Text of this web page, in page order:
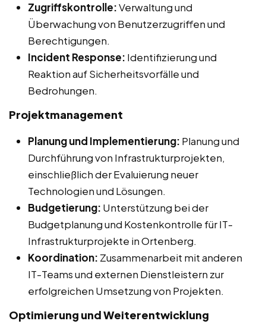
Zugriffskontrolle:Verwaltung und
Überwachung von Benutzerzugriffen und
Berechtigungen.
Incident Response: Identifizierung und
Reaktion auf Sicherheitsvorfälle und
Bedrohungen.
Projektmanagement
Planung und Implementierung: Planung und
Durchführung von Infrastrukturprojekten,
einschließlich der Evaluierung neuer
Technologien und Lösungen.
Budgetierung: Unterstützung bei der
Budgetplanung und Kostenkontrolle für IT-
Infrastrukturprojekte in Ortenberg.
Koordination: Zusammenarbeit mit anderen
IT-Teams und externen Dienstleistern zur
erfolgreichen Umsetzung von Projekten.
Optimierung und Weiterentwicklung